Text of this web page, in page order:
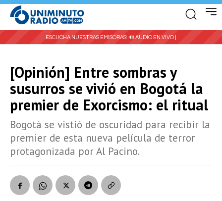
ESCUCHA NUESTRAS EMISORAS: 🔊 AUDIO EN VIVO |
[Opinión] Entre sombras y
susurros se vivió en Bogotá la
premier de Exorcismo: el ritual
Bogotá se vistió de oscuridad para recibir la
premier de esta nueva película de terror
protagonizada por Al Pacino.